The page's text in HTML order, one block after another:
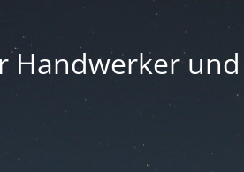
Handwerker